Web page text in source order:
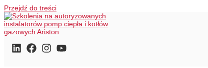
Przejdź do treści